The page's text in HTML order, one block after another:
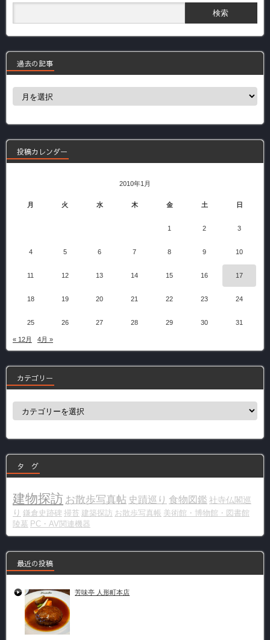
過去の記事
事
投稿カレンダー
2010年1月
月 火 水 木 金 土 日
1 2 3
4 5 6 7 8 9 10
11 12 13 14 15 16 17
18 19 20 21 22 23 24
25 26 27 28 29 30 31
« 12月 4月 »
カテゴリー
ー
タ グ
建物探訪 お散歩写真帖 史蹟巡り 食物図鑑 社寺仏閣巡
り 鎌倉史跡碑 掃苔 建築探訪 お散歩写真帳 美術館・博物館・図書館
陵墓 PC・AV関連機器
最近の投稿
芳味亭 人形町本店